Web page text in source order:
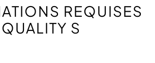
REQUISES
QUALITY S